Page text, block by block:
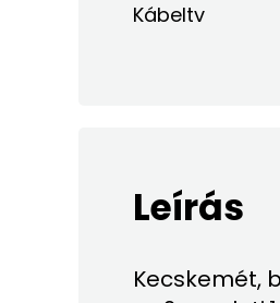
Kábeltv
Leírás
Kecskemét,